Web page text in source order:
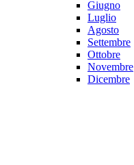
Giugno
Luglio
Agosto
Settembre
Ottobre
Novembre
Dicembre